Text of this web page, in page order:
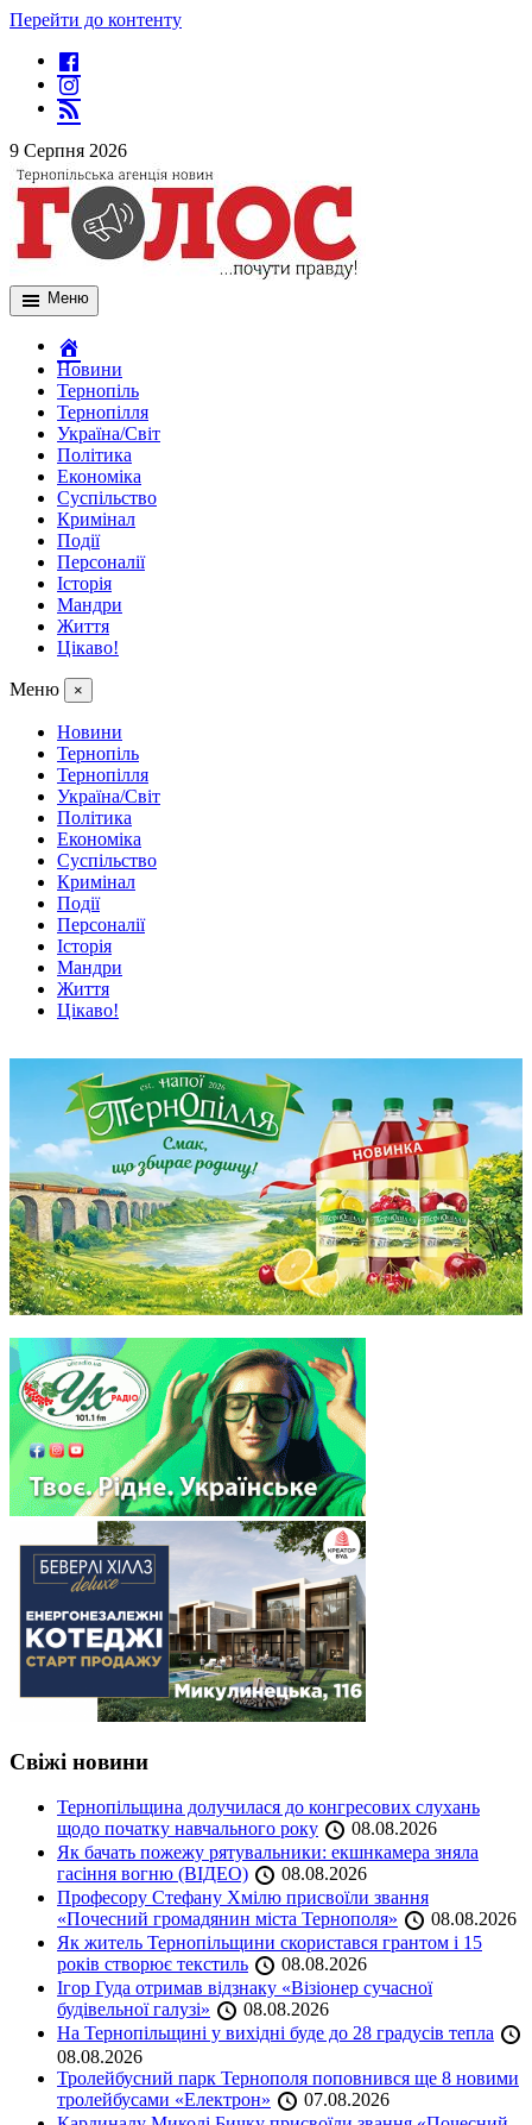
Перейти до контенту
9 Серпня 2026
Меню
Новини
Тернопіль
Тернопілля
Україна/Світ
Політика
Економіка
Суспільство
Кримінал
Події
Персоналії
Історія
Мандри
Життя
Цікаво!
Меню ×
Новини
Тернопіль
Тернопілля
Україна/Світ
Політика
Економіка
Суспільство
Кримінал
Події
Персоналії
Історія
Мандри
Життя
Цікаво!
Свіжі новини
Тернопільщина долучилася до конгресових слухань
щодо початку навчального року
08.08.2026
Як бачать пожежу рятувальники: екшнкамера зняла
гасіння вогню (ВІДЕО)
08.08.2026
Професору Стефану Хмілю присвоїли звання
«Почесний громадянин міста Тернополя»
08.08.2026
Як житель Тернопільщини скористався грантом і 15
років створює текстиль
08.08.2026
Ігор Гуда отримав відзнаку «Візіонер сучасної
будівельної галузі»
08.08.2026
На Тернопільщині у вихідні буде до 28 градусів тепла
08.08.2026
Тролейбусний парк Тернополя поповнився ще 8 новими
тролейбусами «Електрон»
07.08.2026